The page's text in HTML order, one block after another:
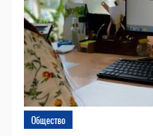
Общество